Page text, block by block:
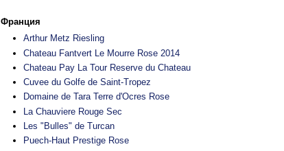
Франция
Arthur Metz Riesling
Chateau Fantvert Le Mourre Rose 2014
Chateau Pay La Tour Reserve du Chateau
Cuvee du Golfe de Saint-Tropez
Domaine de Tara Terre d'Ocres Rose
La Chauviere Rouge Sec
Les "Bulles" de Turcan
Puech-Haut Prestige Rose